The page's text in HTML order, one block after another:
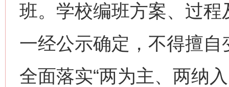
班。学校编班方案、过
一经公示确定，不得擅
全面落实“两为主、两纳